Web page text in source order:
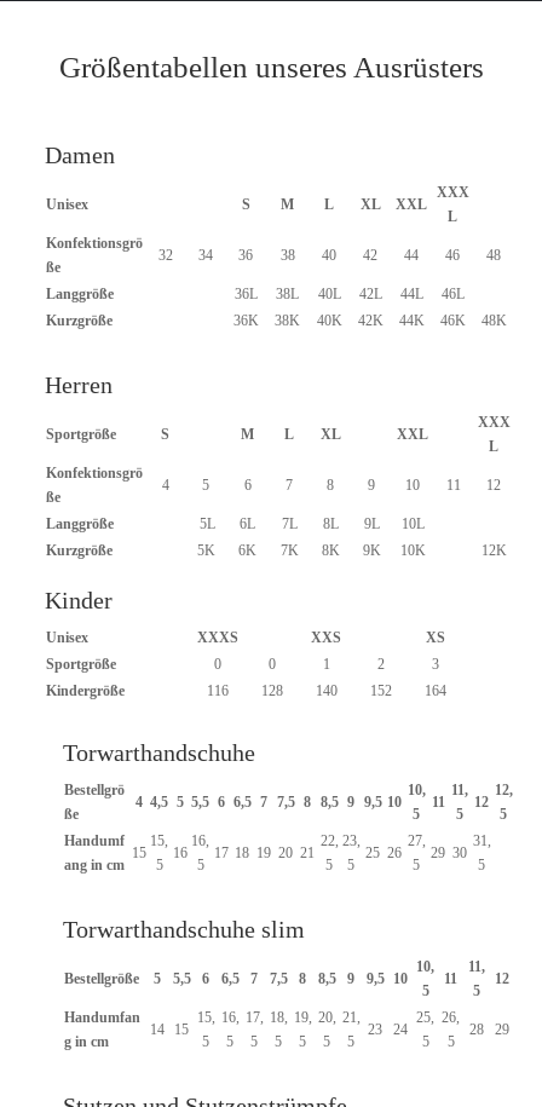
9
0
0
2
0
0
Größentabellen unseres Ausrüsters
Damen
Unisex S M L XL XXL
XXX
L
Konfektionsgrö
ße
32 34 36 38 40 42 44 46 48
Langgröße 36L 38L 40L 42L 44L
46L
Kurzgröße
36K 38K 40K 42K 44K 46K 48K
Herren
Sportgröße S M L XL XXL
XXX
L
Konfektionsgrö
ße
4 5 6 7 8 9 10 11 12
Langgröße 5L 6L 7L 8L 9L
10L
Kurzgröße
5K 6K 7K 8K 9K 10K 12K
Kinder
Unisex XXXS XXS
XS
Sportgröße
0 0 1 2
3
Kindergröße
116 128 140 152 164
Torwarthandschuhe
Bestellgrö
ße
4 4,5 5 5,5 6 6,5 7 7,5 8 8,5 9 9,5 10
10,
5
11
11,
5
12
12,
5
Handumf
ang in cm
15
15,
5
16
16,
5
17 18 19 20 21
22,
5
23,
5
25 26
27,
5
29 30
31,
5
Torwarthandschuhe slim
Bestellgröße 5 5,5 6 6,5 7 7,5 8 8,5 9 9,5 10
10,
5
11
11,
5
12
Handumfan
g in cm
14 15
15,
5
16,
5
17,
5
18,
5
19,
5
20,
5
21,
5
23 24
25,
5
26,
5
28 29